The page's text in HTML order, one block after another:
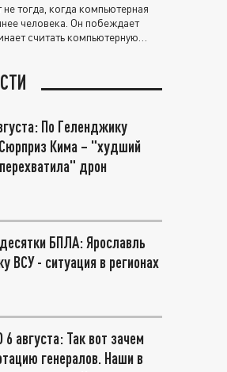
тогда, когда компьютерная
человека. Он побеждает
считать компьютерную
По Геленджику
Кима – "худший
дрон
БПЛА: Ярославль
ВСУ - ситуация в регионах
августа: Так вот зачем
генералов. Наши в